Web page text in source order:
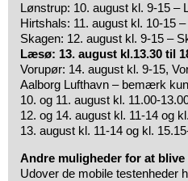
Lønstrup: 10. august kl. 9-15 –
Hirtshals: 11. august kl. 10-15
Skagen: 12. august kl. 9-15 –
Læsø: 13. august kl.13.30 til
Vorupør: 14. august kl. 9-15,
Aalborg Lufthavn – bemærk
10. og 11. august kl. 11.00-
12. og 14. august kl. 11-14 og
13. august kl. 11-14 og kl.
Andre muligheder for at
Udover de mobile testenheder